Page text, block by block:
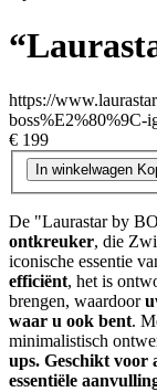
https://
boss%E2%80%9C-
€ 199
In winkelwagen
De "Laurastar by
ontkreuker, die
iconische essentie
efficiënt, het is
brengen, waardoor
waar u ook bent.
minimalistisch
ups. Geschikt voor
essentiële